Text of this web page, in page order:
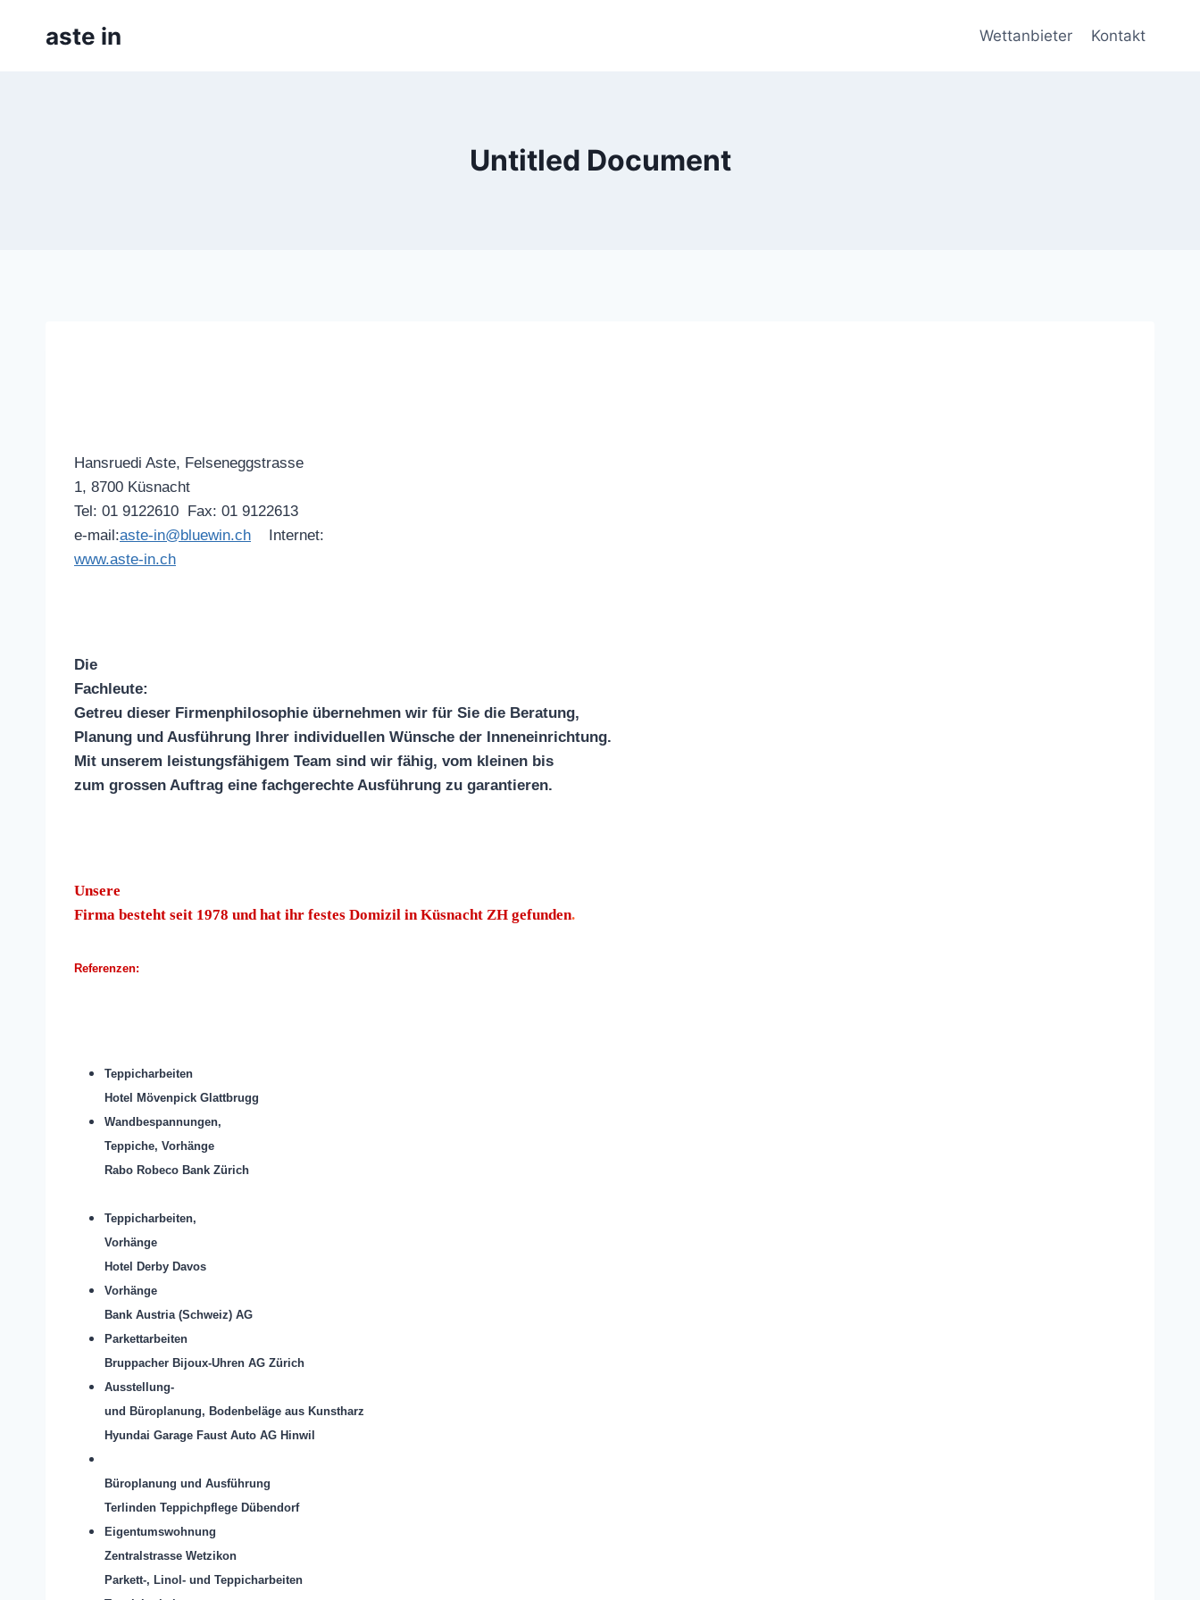
aste in Wettanbieter Kontakt
Untitled Document
Hansruedi Aste, Felseneggstrasse
1, 8700 Küsnacht
Tel: 01 9122610 Fax: 01 9122613
e-mail:aste-in@bluewin.ch Internet:
www.aste-in.ch
Die
Fachleute:
Getreu dieser Firmenphilosophie übernehmen wir für Sie die Beratung,
Planung und Ausführung Ihrer individuellen Wünsche der Inneneinrichtung.
Mit unserem leistungsfähigem Team sind wir fähig, vom kleinen bis
zum grossen Auftrag eine fachgerechte Ausführung zu garantieren.
Unsere
Firma besteht seit 1978 und hat ihr festes Domizil in Küsnacht ZH gefunden.
Referenzen:
Teppicharbeiten
Hotel Mövenpick Glattbrugg
Wandbespannungen,
Teppiche, Vorhänge
Rabo Robeco Bank Zürich
Teppicharbeiten,
Vorhänge
Hotel Derby Davos
Vorhänge
Bank Austria (Schweiz) AG
Parkettarbeiten
Bruppacher Bijoux-Uhren AG Zürich
Ausstellung-
und Büroplanung, Bodenbeläge aus Kunstharz
Hyundai Garage Faust Auto AG Hinwil
Büroplanung und Ausführung
Terlinden Teppichpflege Dübendorf
Eigentumswohnung
Zentralstrasse Wetzikon
Parkett-, Linol- und Teppicharbeiten